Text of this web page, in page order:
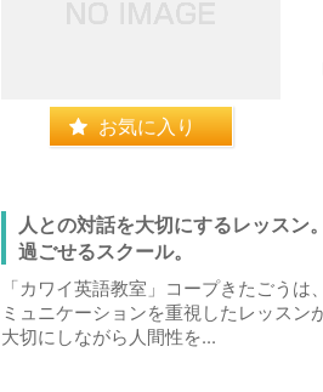
お気に入り
人との対話を大切にするレッスン
過ごせるスクール。
「カワイ英語教室」コープきたごう
ミュニケーションを重視したレッス
大切にしながら人間性を...